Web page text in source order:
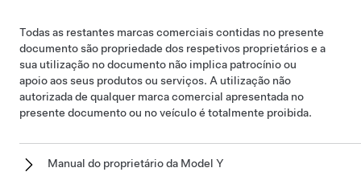
Todas as restantes marcas comerciais contidas no presente
documento são propriedade dos respetivos proprietários e a
sua utilização no documento não implica patrocínio ou
apoio aos seus produtos ou serviços. A utilização não
autorizada de qualquer marca comercial apresentada no
presente documento ou no veículo é totalmente proibida.
Manual do proprietário da Model Y